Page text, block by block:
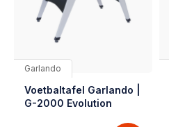
Garlando
Voetbaltafel Garlando |
G-2000 Evolution